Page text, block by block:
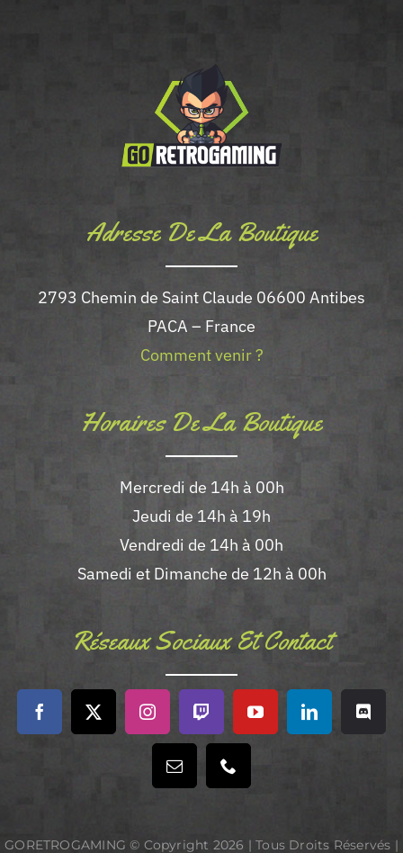
Adresse De La Boutique
2793 Chemin de Saint Claude 06600 Antibes
PACA – France
Comment venir ?
Horaires De La Boutique
Mercredi de 14h à 00h
Jeudi de 14h à 19h
Vendredi de 14h à 00h
Samedi et Dimanche de 12h à 00h
Réseaux Sociaux Et Contact
GORETROGAMING © Copyright 2026 | Tous Droits Réservés |